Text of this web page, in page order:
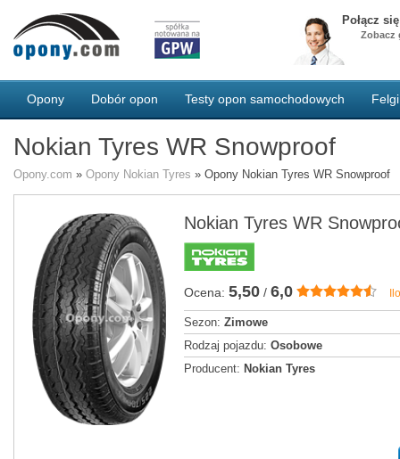
Połącz
Zobacz
Opony Dobór opon Testy opon samochodowych
Nokian Tyres WR Snowproof
Opony.com » Opony Nokian Tyres » Opony Nokian Tyres WR Snowproof
Nokian Tyres WR
Ocena: 5,50 / 6,0
Sezon: Zimowe
Rodzaj pojazdu: Osobowe
Producent: Nokian Tyres